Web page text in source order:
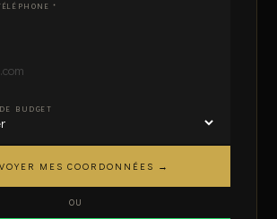
*
BUDGET
MES COORDONNÉES →
OU